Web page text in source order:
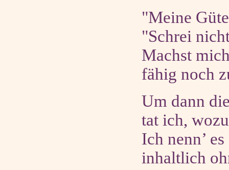
"Meine
"Schrei
Machst
fähig noch
Um dann
tat ich,
Ich nenn’
inhaltlich